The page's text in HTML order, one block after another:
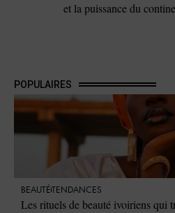
et la puissance du
POPULAIRES
BEAUTÉTENDANCES
Les rituels de beauté ivoiriens qui